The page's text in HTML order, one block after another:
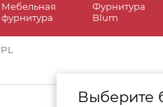
Мебельная
фурнитура
Фурнитура
Blum
Выберите